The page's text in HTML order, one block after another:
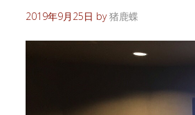
2019年9月25日 by猪鹿蝶